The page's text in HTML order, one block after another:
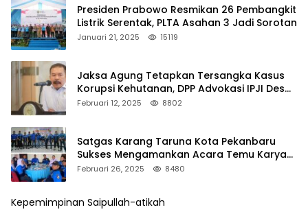
Presiden Prabowo Resmikan 26 Pembangkit
Listrik Serentak, PLTA Asahan 3 Jadi Sorotan
Januari 21, 2025 15119
Jaksa Agung Tetapkan Tersangka Kasus
Korupsi Kehutanan, DPP Advokasi IPJI Desak
Pengusutan Pajak RAPP
Februari 12, 2025 8802
Satgas Karang Taruna Kota Pekanbaru
Sukses Mengamankan Acara Temu Karya
VII Karang Taruna Pekanbaru
Februari 26, 2025 8480
Kepemimpinan Saipullah-atikah